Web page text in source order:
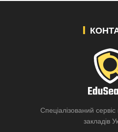
Спеціалізований
закладів